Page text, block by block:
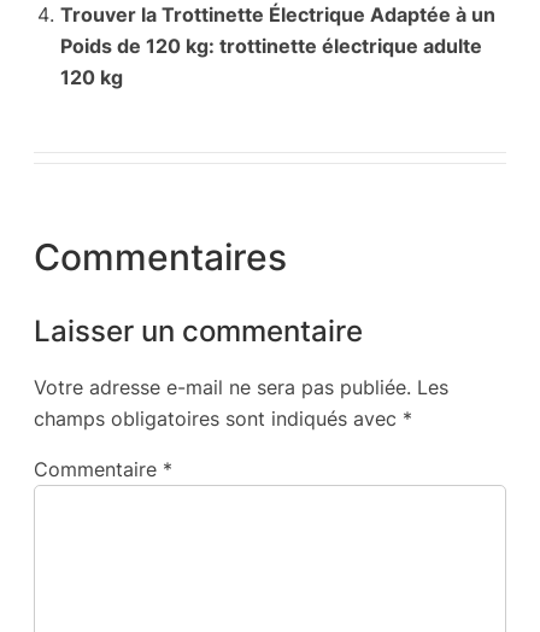
Trouver la Trottinette Électrique Adaptée à un
Poids de 120 kg: trottinette électrique adulte
120 kg
Commentaires
Laisser un commentaire
Votre adresse e-mail ne sera pas publiée. Les
champs obligatoires sont indiqués avec *
Commentaire *